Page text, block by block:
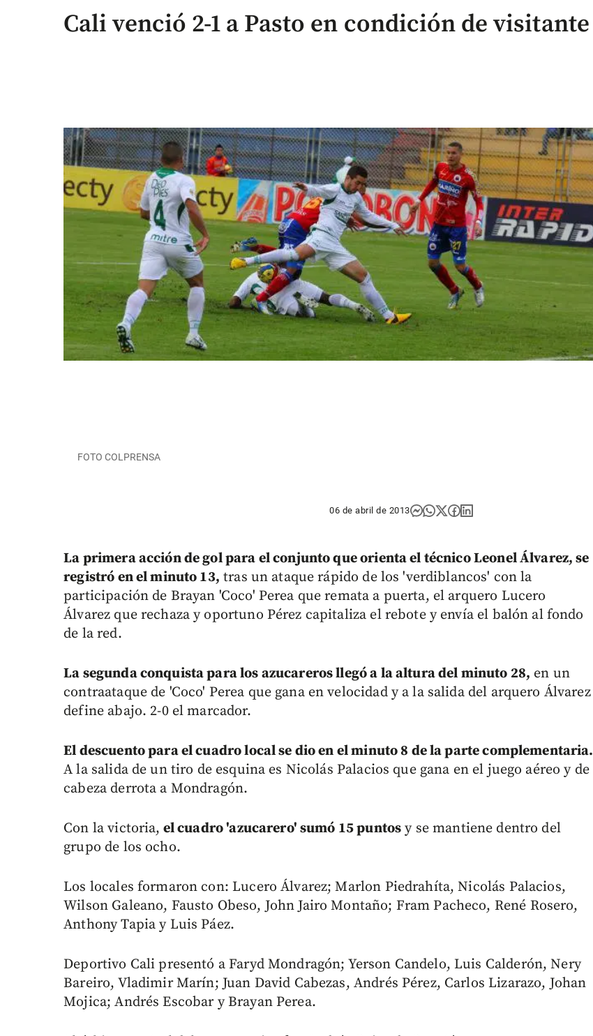
Cali venció 2-1 a Pasto en condición de visitante
FOTO COLPRENSA
06 de abril de 2013
La primera acción de gol para el conjunto que orienta el técnico Leonel Álvarez, se
registró en el minuto 13, tras un ataque rápido de los 'verdiblancos' con la
participación de Brayan 'Coco' Perea que remata a puerta, el arquero Lucero
Álvarez que rechaza y oportuno Pérez capitaliza el rebote y envía el balón al fondo
de la red.
La segunda conquista para los azucareros llegó a la altura del minuto 28, en un
contraataque de 'Coco' Perea que gana en velocidad y a la salida del arquero Álvarez
define abajo. 2-0 el marcador.
El descuento para el cuadro local se dio en el minuto 8 de la parte complementaria.
A la salida de un tiro de esquina es Nicolás Palacios que gana en el juego aéreo y de
cabeza derrota a Mondragón.
Con la victoria, el cuadro 'azucarero' sumó 15 puntos y se mantiene dentro del
grupo de los ocho.
Los locales formaron con: Lucero Álvarez; Marlon Piedrahíta, Nicolás Palacios,
Wilson Galeano, Fausto Obeso, John Jairo Montaño; Fram Pacheco, René Rosero,
Anthony Tapia y Luis Páez.
Deportivo Cali presentó a Faryd Mondragón; Yerson Candelo, Luis Calderón, Nery
Bareiro, Vladimir Marín; Juan David Cabezas, Andrés Pérez, Carlos Lizarazo, Johan
Mojica; Andrés Escobar y Brayan Perea.